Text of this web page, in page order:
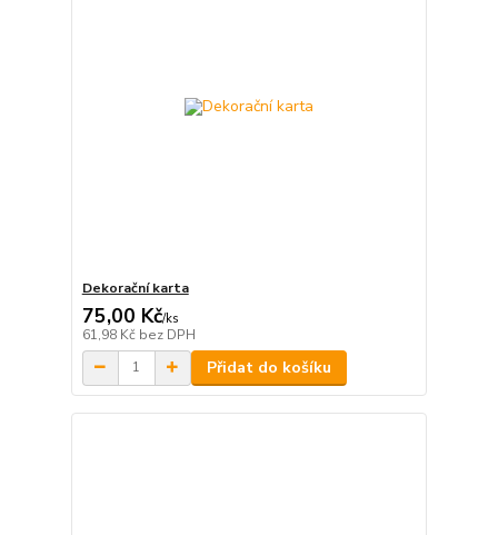
Dekorační karta
75,00 Kč/ks
61,98 Kč bez DPH
Přidat do košíku